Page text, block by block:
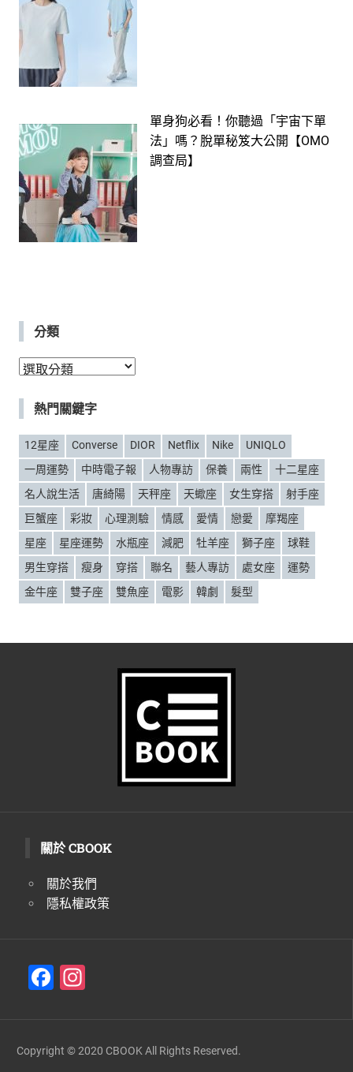
單身狗必看！你聽過「宇宙下單
法」嗎？脫單秘笈大公開【OMO
調查局】
分類
分
熱門關鍵字
12星座 Converse DIOR Netflix Nike
UNIQLO
一周運勢
中時電子報 人物專訪 保養 兩性
十二星座
名人說生活
唐綺陽 天秤座 天蠍座 女生穿搭
射手座
巨蟹座
彩妝 心理測驗 情感 愛情 戀愛
摩羯座
星座
星座運勢 水瓶座 減肥 牡羊座 獅子座
球鞋
男生穿搭
瘦身 穿搭 聯名 藝人專訪 處女座
運勢
金牛座
雙子座 雙魚座 電影 韓劇 髮型
關於 CBOOK
關於我們
隱私權政策
F
e
gr
Copyright © 2020 CBOOK All Rights Reserved.